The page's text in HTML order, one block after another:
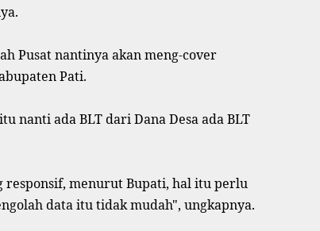
Pusat nantinya akan meng-cover
Pati.
nanti ada BLT dari Dana Desa ada BLT
responsif, menurut Bupati, hal itu perlu
data itu tidak mudah", ungkapnya.